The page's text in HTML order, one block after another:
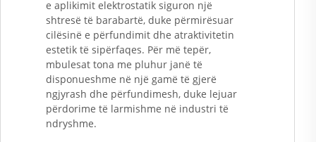
e aplikimit elektrostatik siguron një
shtresë të barabartë, duke përmirësuar
cilësinë e përfundimit dhe atraktivitetin
estetik të sipërfaqes. Për më tepër,
mbulesat tona me pluhur janë të
disponueshme në një gamë të gjerë
ngjyrash dhe përfundimesh, duke lejuar
përdorime të larmishme në industri të
ndryshme.